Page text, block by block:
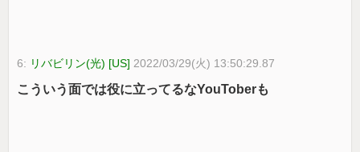
6: リバビリン(光) [US] 2022/03/29(火) 13:50:29.87
こういう面では役に立ってるなYouToberも